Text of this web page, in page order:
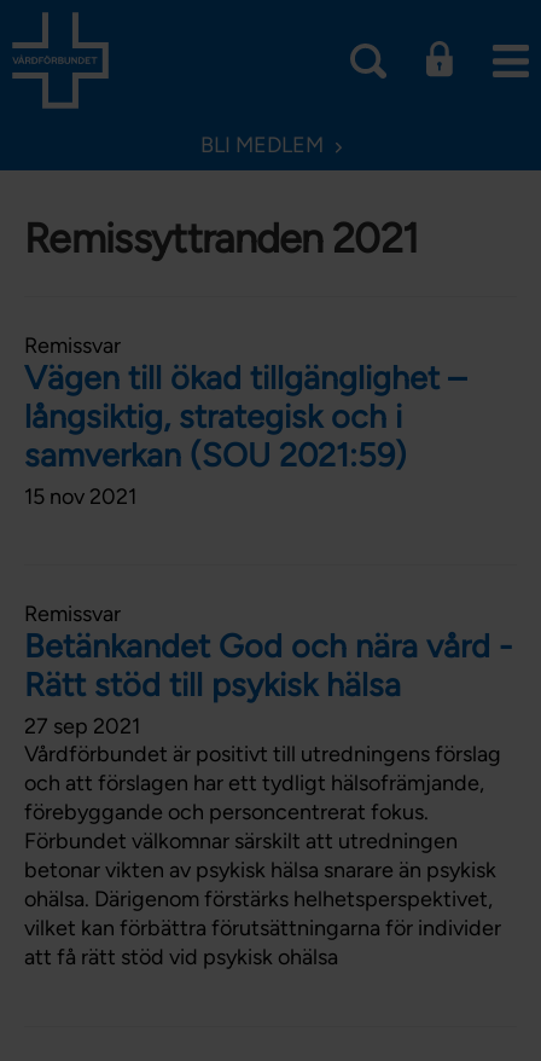
BLI MEDLEM
Remissyttranden 2021
Remissvar
Vägen till ökad tillgänglighet –
långsiktig, strategisk och i
samverkan (SOU 2021:59)
15 nov 2021
Remissvar
Betänkandet God och nära vård -
Rätt stöd till psykisk hälsa
27 sep 2021
Vårdförbundet är positivt till utredningens förslag
och att förslagen har ett tydligt hälsofrämjande,
förebyggande och personcentrerat fokus.
Förbundet välkomnar särskilt att utredningen
betonar vikten av psykisk hälsa snarare än psykisk
ohälsa. Därigenom förstärks helhetsperspektivet,
vilket kan förbättra förutsättningarna för individer
att få rätt stöd vid psykisk ohälsa